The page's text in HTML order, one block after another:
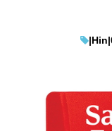
EduTech
|Hin|